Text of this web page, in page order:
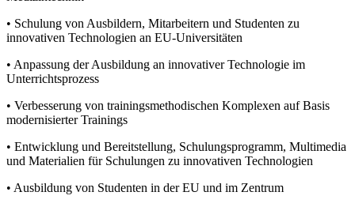
• Schulung von Ausbildern, Mitarbeitern und Studenten zu
innovativen Technologien an EU-Universitäten
• Anpassung der Ausbildung an innovativer Technologie im
Unterrichtsprozess
• Verbesserung von trainingsmethodischen Komplexen auf Basis
modernisierter Trainings
• Entwicklung und Bereitstellung, Schulungsprogramm, Multimedia
und Materialien für Schulungen zu innovativen Technologien
• Ausbildung von Studenten in der EU und im Zentrum